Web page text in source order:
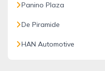
Panino Plaza
De Piramide
HAN Automotive